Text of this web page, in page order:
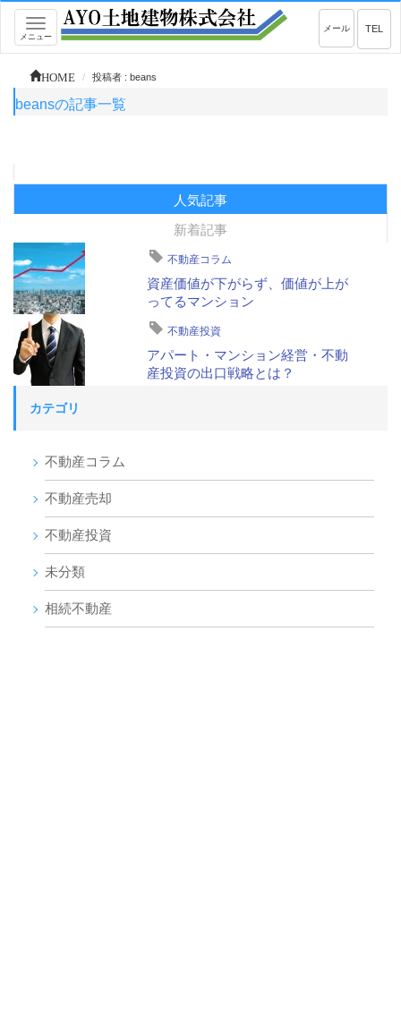
Toggle
navigation
メニュー
TEL
メール
HOME 投稿者 : beans
beansの記事一覧
人気記事
新着記事
不動産コラム
資産価値が下がらず、価値が上が
ってるマンション
不動産投資
アパート・マンション経営・不動
産投資の出口戦略とは？
カテゴリ
不動産コラム
不動産売却
不動産投資
未分類
相続不動産